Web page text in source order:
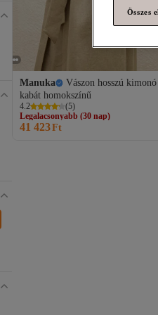
Manuka
Vászon hosszú kimonó
kabát homokszínű
4.2 (5)
Legalacsonyabb (30 nap)
Ingyenes szállítás
Legalacsonyabb (30 nap)
41 423Ft
Összes